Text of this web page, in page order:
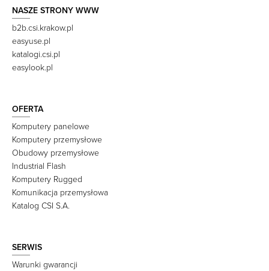
NASZE STRONY WWW
b2b.csi.krakow.pl
easyuse.pl
katalogi.csi.pl
easylook.pl
OFERTA
Komputery panelowe
Komputery przemysłowe
Obudowy przemysłowe
Industrial Flash
Komputery Rugged
Komunikacja przemysłowa
Katalog CSI S.A.
SERWIS
Warunki gwarancji